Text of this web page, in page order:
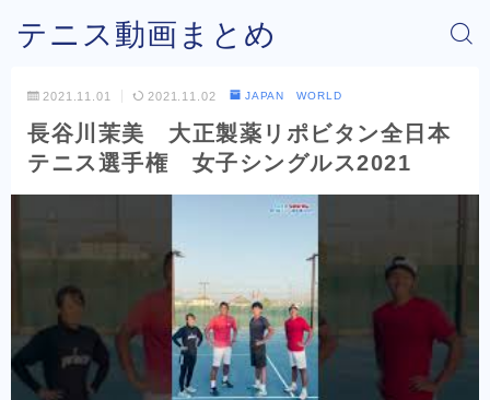
テニス動画まとめ
2021.11.01 2021.11.02 JAPAN WORLD
長谷川茉美 大正製薬リポビタン全日本
テニス選手権 女子シングルス2021